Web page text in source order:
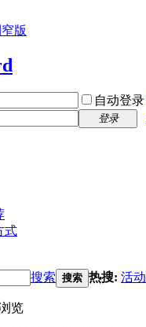
版
自动登录
登录
式
搜索 搜索 热搜: 活动
览